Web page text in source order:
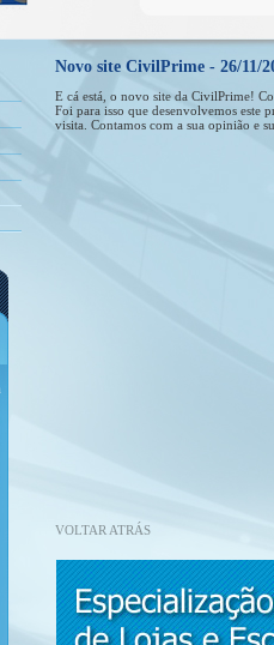
Novo site CivilPrime - 26/11/
E cá está, o novo site da CivilPrime!
Foi para isso que desenvolvemos este
visita. Contamos com a sua opinião e
VOLTAR ATRÁS